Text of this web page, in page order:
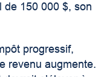
de 150 000 $, son
progressif,
revenu augmente.